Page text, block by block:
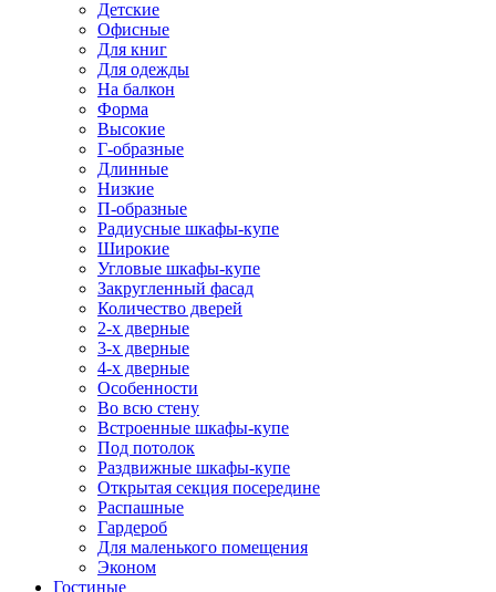
Детские
Офисные
Для книг
Для одежды
На балкон
Форма
Высокие
Г-образные
Длинные
Низкие
П-образные
Радиусные шкафы-купе
Широкие
Угловые шкафы-купе
Закругленный фасад
Количество дверей
2-х дверные
3-х дверные
4-х дверные
Особенности
Во всю стену
Встроенные шкафы-купе
Под потолок
Раздвижные шкафы-купе
Открытая секция посередине
Распашные
Гардероб
Для маленького помещения
Эконом
Гостиные